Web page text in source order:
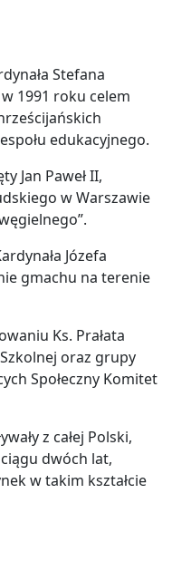
Stefana
1991 roku celem
edukacyjnego.
Jan Paweł II,
w Warszawie
Józefa
gmachu na terenie
Ks. Prałata
oraz grupy
Społeczny Komitet
z całej Polski,
dwóch lat,
w takim kształcie